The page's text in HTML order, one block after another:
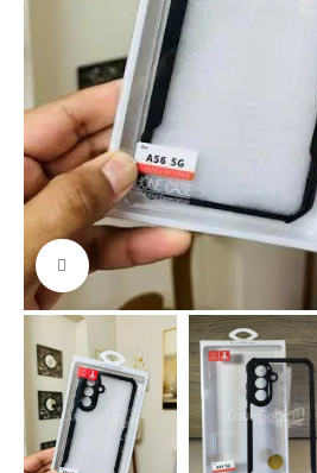
Cliquez pour agrandir